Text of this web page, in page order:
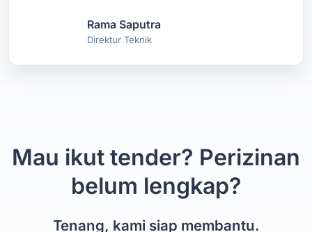
Rama Saputra
Direktur Teknik
Mau ikut tender? Perizinan
belum lengkap?
Tenang, kami siap membantu.